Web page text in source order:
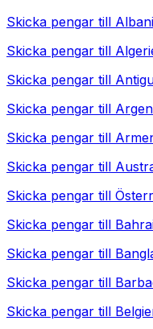
Skicka pengar till
Skicka pengar till
Skicka pengar till
Skicka pengar till
Skicka pengar till
Skicka pengar till
Skicka pengar till
Skicka pengar till
Skicka pengar till
Skicka pengar till
Skicka pengar till